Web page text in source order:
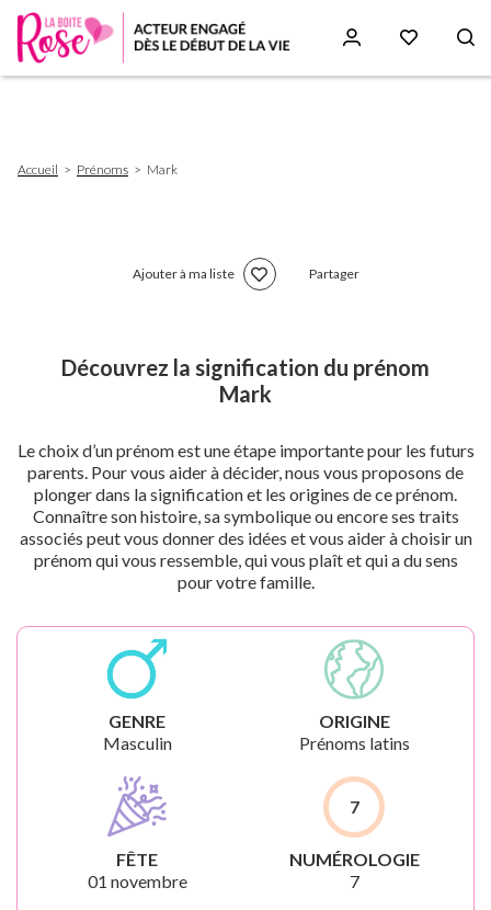
d'Ariane
Accueil Prénoms Mark
Ajouter à ma liste Partager
Découvrez la signification du prénom
Mark
Le choix d’un prénom est une étape importante pour les futurs
parents. Pour vous aider à décider, nous vous proposons de
plonger dans la signification et les origines de ce prénom.
Connaître son histoire, sa symbolique ou encore ses traits
associés peut vous donner des idées et vous aider à choisir un
prénom qui vous ressemble, qui vous plaît et qui a du sens
pour votre famille.
GENRE
Masculin
ORIGINE
Prénoms latins
FÊTE
01 novembre
7
NUMÉROLOGIE
7